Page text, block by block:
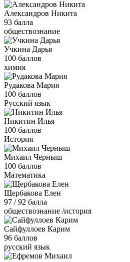
Александров Никита
93 балла
обществознание
Учкина Дарья
100 баллов
химия
Рудакова Мария
100 баллов
Русский язык
Никитин Илья
100 баллов
История
Михаил Черныш
100 баллов
Математика
Щербакова Елен
97 / 92 балла
обществознание /история
Сайфуллоев Карим
96 баллов
русский язык